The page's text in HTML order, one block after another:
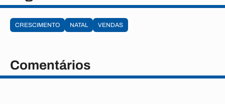
CRESCIMENTO NATAL VENDAS
Comentários